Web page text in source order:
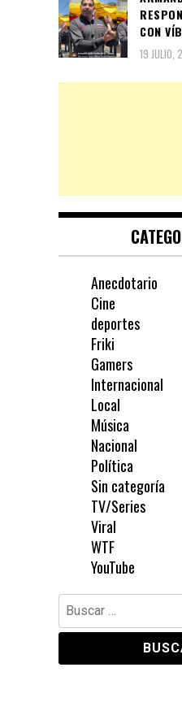
CON
19 JULIO,
Anecdotario
Cine
deportes
Friki
Gamers
Internacional
Local
Música
Nacional
Política
Sin categoría
TV/Series
Viral
WTF
YouTube
Buscar: